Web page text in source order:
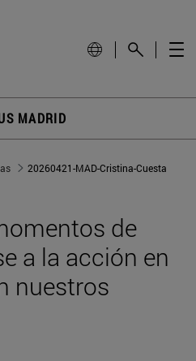
MADRID
20260421-MAD-Cristina-Cuesta
de
a la acción en
nuestros